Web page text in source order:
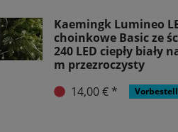
Kaemingk Lumineo
choinkowe Basic ze
240 LED ciepły biały
m przezroczysty
14,00 € *